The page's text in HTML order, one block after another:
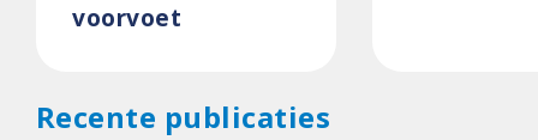
voorvoet
Recente publicaties